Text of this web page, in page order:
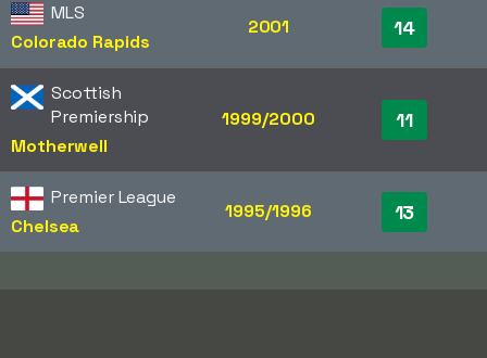
MLS
Colorado Rapids
2001 14
Scottish
Premiership
Motherwell
1999/2000 11
Premier League
Chelsea
1995/1996 13